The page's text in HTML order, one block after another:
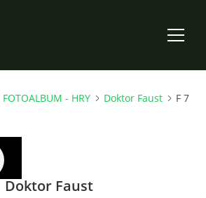
FOTOALBUM - HRY Doktor Faust F 7
Doktor Faust